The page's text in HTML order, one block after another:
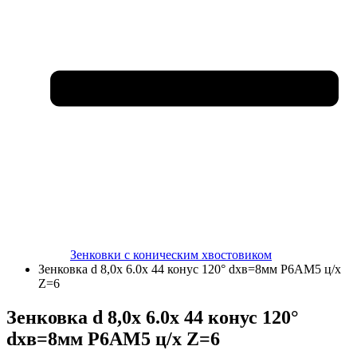
Зенковки с коническим хвостовиком
Зенковка d 8,0х 6.0х 44 конус 120° dхв=8мм Р6АМ5 ц/х
Z=6
Зенковка d 8,0х 6.0х 44 конус 120°
dхв=8мм Р6АМ5 ц/х Z=6